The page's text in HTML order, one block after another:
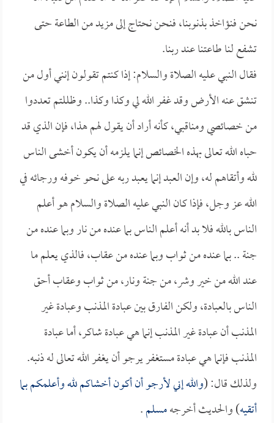
نحن فنؤاخذ بذنوبنا، فنحن نحتاج إلى مزيد من الطاعة حتى
تشفع لنا طاعتنا عند ربنا.
فقال النبي عليه الصلاة والسلام: إذا كنتم تقولون إنني أول من
تنشق عنه الأرض وقد غفر الله لي وكذا وكذا.. وظللتم تعددوا
من خصائصي ومناقبي، كأنه أراد أن يقول لهم هذا، فإن الذي قد
حباه الله تعالى بهذه الخصائص إنما يلزمه أن يكون أخشى الناس
لله وأتقاهم له، وإن العبد إنما يعبد ربه على نحو خوفه ورجائه في
الله عز وجل، فإذا كان النبي عليه الصلاة والسلام هو أعلم
الناس بالله فلا بد أنه أعلم الناس بما عنده من نار وبما عنده من
جنة .. بما عنده من ثواب وبما عنده من عقاب، فالذي يعلم ما
عند الله من خير وشر، من جنة ونار، من ثواب وعقاب أحق
الناس بالعبادة، ولكن الفارق بين عبادة المذنب وعبادة غير
المذنب أن عبادة غير المذنب إنما هي عبادة شاكر، أما عبادة
المذنب فإنما هي عبادة مستغفر يرجو أن يغفر الله تعالى له ذنبه.
ولذلك قال: (والله إني لأرجو أن أكون أخشاكم لله وأعلمكم بما
أتقيه) والحديث أخرجهمسلم.